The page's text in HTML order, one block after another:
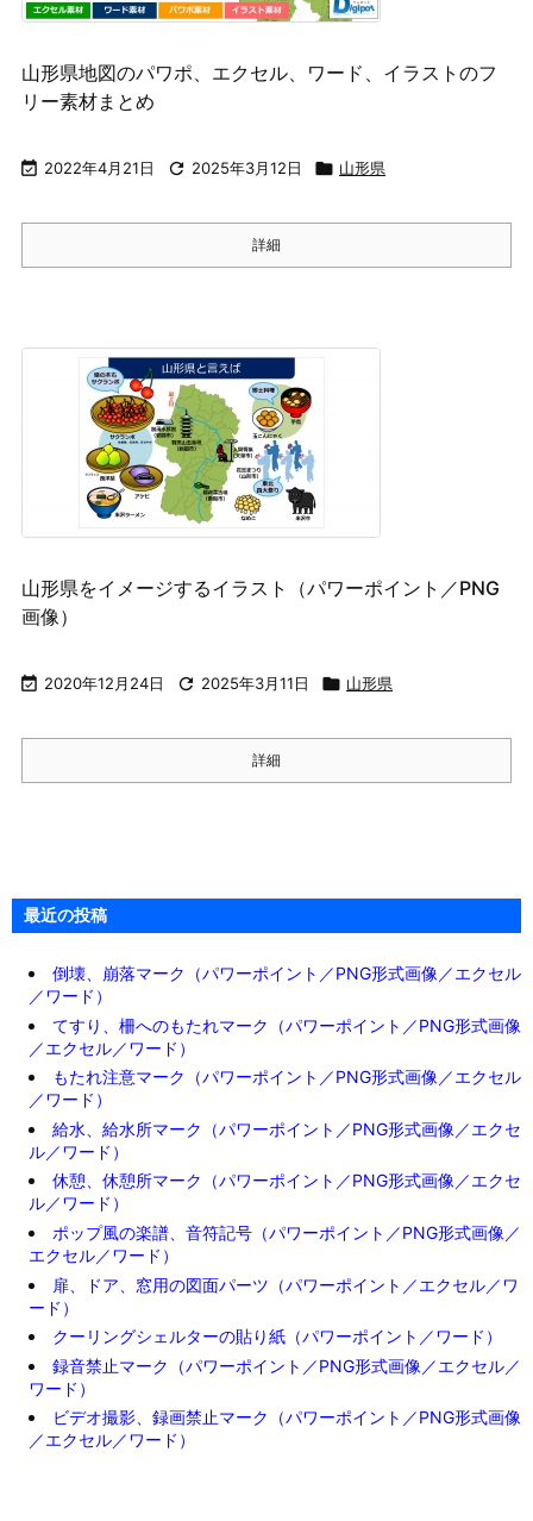
山形県地図のパワポ、エクセル、ワード、イラストのフ
リー素材まとめ
 2022年4月21日  2025年3月12日  山形県
詳細
山形県をイメージするイラスト（パワーポイント／PNG
画像）
 2020年12月24日  2025年3月11日  山形県
詳細
最近の投稿
倒壊、崩落マーク（パワーポイント／PNG形式画像／エクセル
／ワード）
てすり、柵へのもたれマーク（パワーポイント／PNG形式画像
／エクセル／ワード）
もたれ注意マーク（パワーポイント／PNG形式画像／エクセル
／ワード）
給水、給水所マーク（パワーポイント／PNG形式画像／エクセ
ル／ワード）
休憩、休憩所マーク（パワーポイント／PNG形式画像／エクセ
ル／ワード）
ポップ風の楽譜、音符記号（パワーポイント／PNG形式画像／
エクセル／ワード）
扉、ドア、窓用の図面パーツ（パワーポイント／エクセル／ワ
ード）
クーリングシェルターの貼り紙（パワーポイント／ワード）
録音禁止マーク（パワーポイント／PNG形式画像／エクセル／
ワード）
ビデオ撮影、録画禁止マーク（パワーポイント／PNG形式画像
／エクセル／ワード）